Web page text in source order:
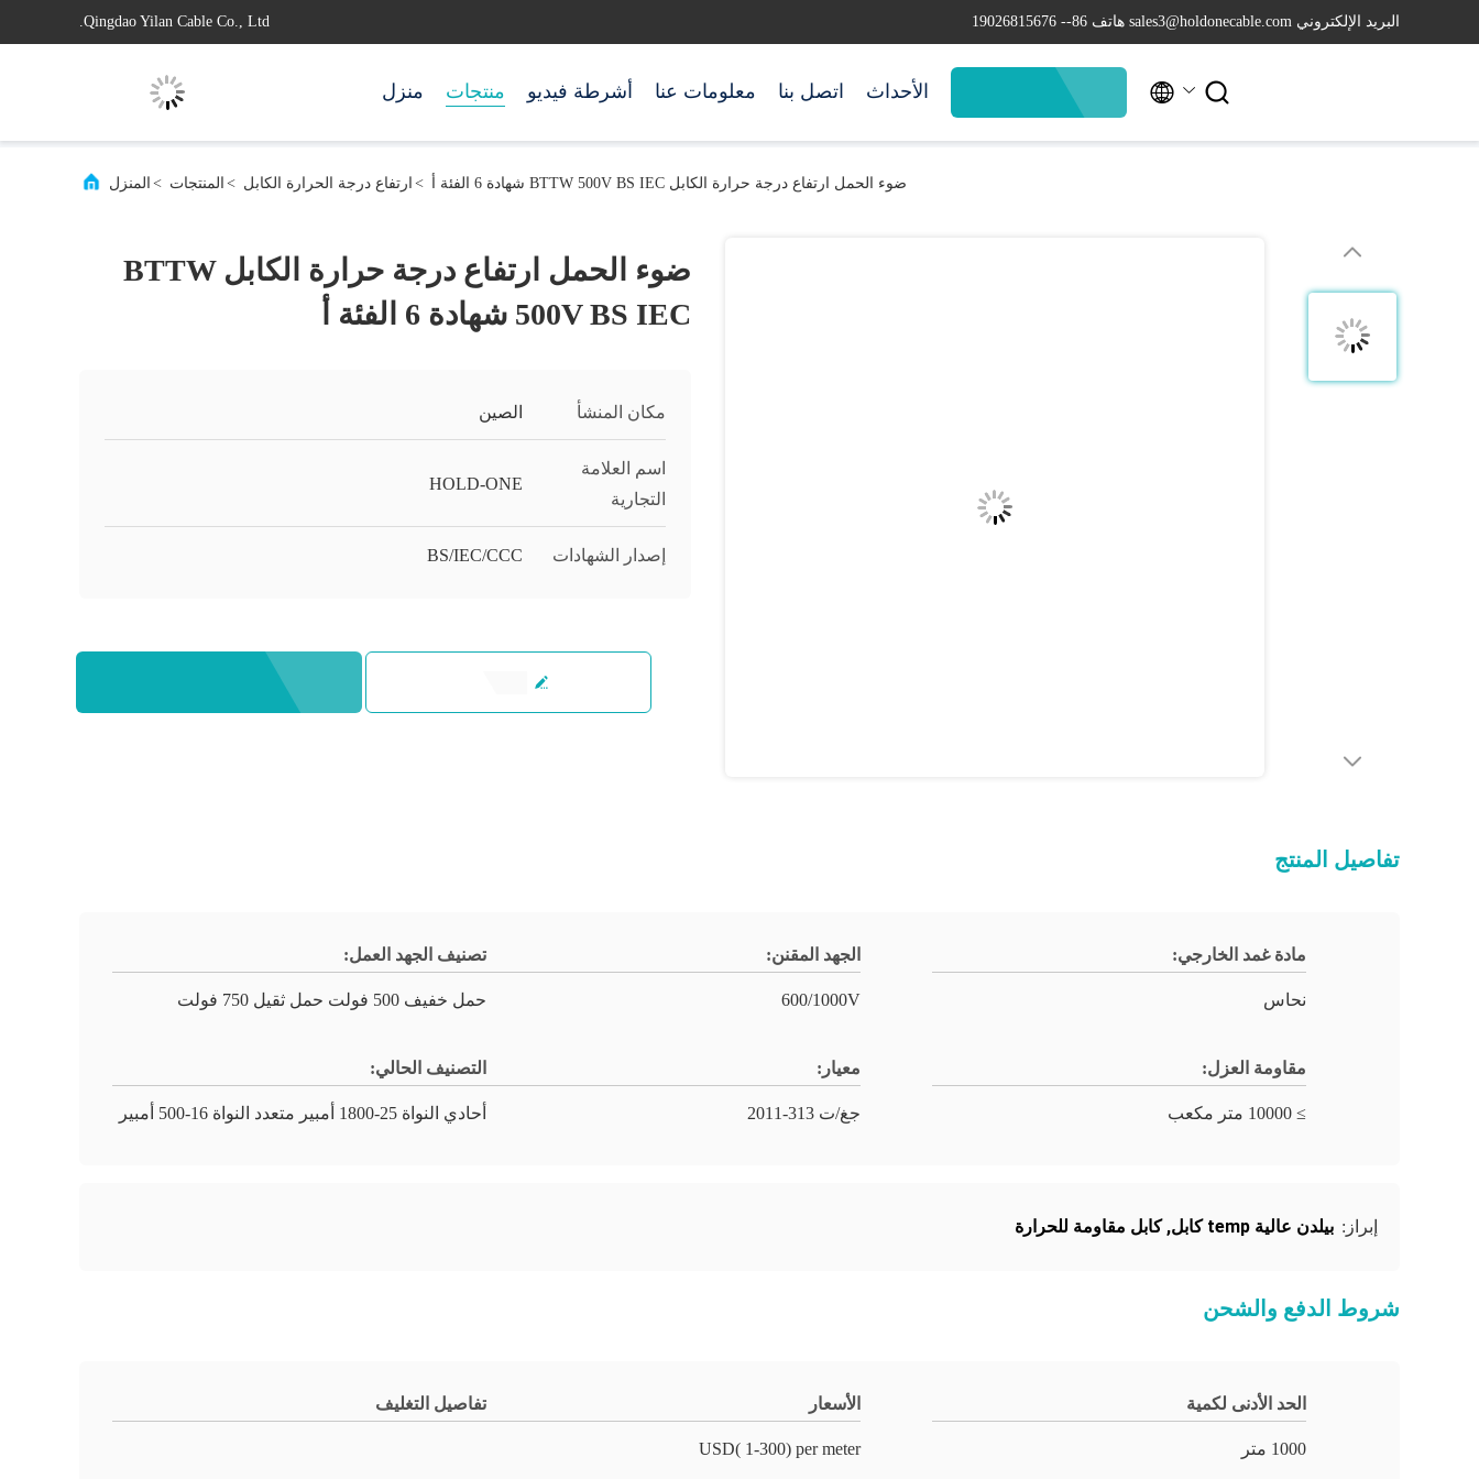
Qingdao Yilan Cable Co., Ltd. البريد الإلكتروني sales3@holdonecable.com هاتف 86-- 19026815676
منزل منتجات أشرطة فيديو معلومات عنا اتصل بنا الأحداث  
المنزل > المنتجات > ارتفاع درجة الحرارة الكابل > ضوء الحمل ارتفاع درجة حرارة الكابل BTTW 500V BS IEC شهادة 6 الفئة أ
ضوء الحمل ارتفاع درجة حرارة الكابل BTTW
500V BS IEC شهادة 6 الفئة أ
مكان المنشأ الصين
اسم العلامة
التجارية
HOLD-ONE
إصدار الشهادات BS/IEC/CCC
تفاصيل المنتج
مادة غمد الخارجي:
نحاس
الجهد المقنن:
600/1000V
تصنيف الجهد العمل:
حمل خفيف 500 فولت حمل ثقيل 750 فولت
مقاومة العزل:
≥ 10000 متر مكعب
معيار:
جغ/ت 313-2011
التصنيف الحالي:
أحادي النواة 25-1800 أمبير متعدد النواة 16-500 أمبير
إبراز: بيلدن عالية temp كابل ,كابل مقاومة للحرارة
شروط الدفع والشحن
الحد الأدنى لكمية
1000 متر
الأسعار
USD( 1-300) per meter
تفاصيل التغليف